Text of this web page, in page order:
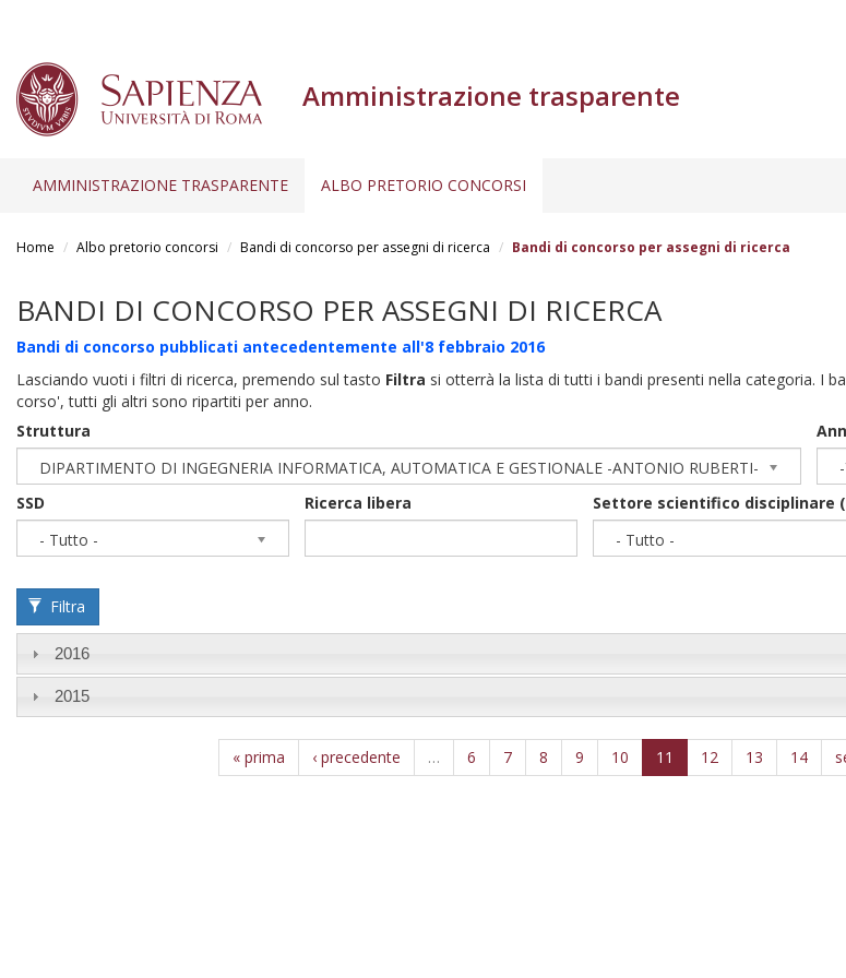
Amministrazione trasparente
AMMINISTRAZIONE TRASPARENTE ALBO PRETORIO CONCORSI
Home Albo pretorio concorsi Bandi di concorso per assegni di ricerca Bandi di concorso per assegni di ricerca
BANDI DI CONCORSO PER ASSEGNI DI RICERCA
Bandi di concorso pubblicati antecedentemente all'8 febbraio 2016
Lasciando vuoti i filtri di ricerca, premendo sul tasto Filtra si otterrà la lista di tutti i bandi presenti nella categoria. I
corso', tutti gli altri sono ripartiti per anno.
Struttura
DIPARTIMENTO DI INGEGNERIA INFORMATICA, AUTOMATICA E GESTIONALE -ANTONIO RUBERTI-
SSD
- Tutto -
Ricerca libera
Settore scientifico disciplinare
- Tutto -
Filtra
2016
2015
« prima ‹ precedente … 6 7 8 9 10 11 12 13 14